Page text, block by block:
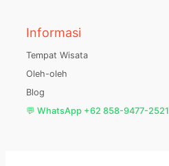
Informasi
Tempat Wisata
Oleh-oleh
Blog
💬 WhatsApp +62 858-9477-2521